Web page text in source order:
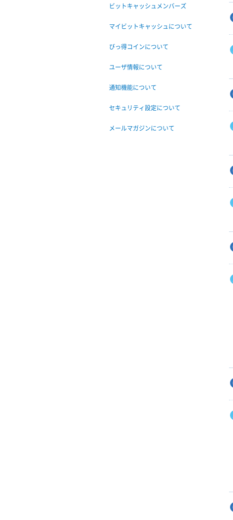
ビットキャッシュメンバーズ
マイビットキャッシュについて
びっ得コインについて
ユーザ情報について
通知機能について
セキュリティ設定について
メールマガジンについて